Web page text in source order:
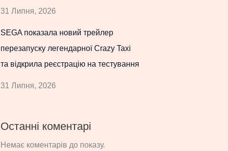
31 Липня, 2026
SEGA показала новий трейлер
перезапуску легендарної Crazy Taxi
та відкрила реєстрацію на тестування
31 Липня, 2026
Останні коментарі
Немає коментарів до показу.